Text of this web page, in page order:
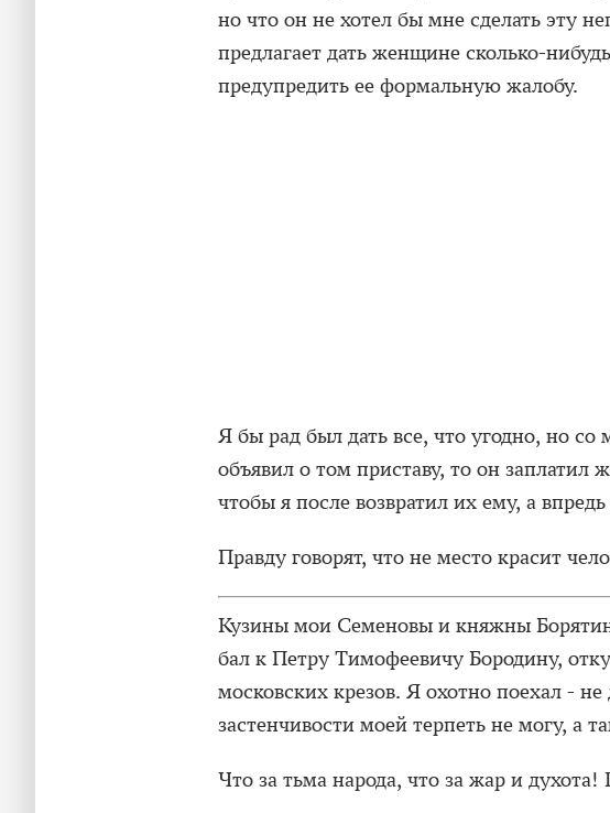
но что он не хотел бы мне сделать эту
предлагает дать женщине сколько-
предупредить ее формальную жалобу.
Я бы рад был дать все, что угодно, но со
объявил о том приставу, то он заплатил
чтобы я после возвратил их ему, а
Правду говорят, что не место красит
Кузины мои Семеновы и княжны
бал к Петру Тимофеевичу Бородину,
московских крезов. Я охотно поехал -
застенчивости моей терпеть не могу, а
Что за тьма народа, что за жар и духота!